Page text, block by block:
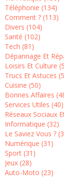
Téléphonie (134)
Comment ? (113)
Divers (104)
Santé (102)
Tech (81)
Dépannage Et
Loisirs Et Culture
Trucs Et Astuces
Cuisine (50)
Bonnes Affaires
Services Utiles (40)
Réseaux Sociaux
Informatique (32)
Le Saviez Vous ?
Numérique (31)
Sport (31)
Jeux (28)
Auto-Moto (23)